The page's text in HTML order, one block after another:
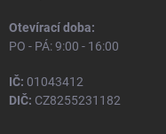
Otevírací doba:
PO - PÁ: 9:00 - 16:00
IČ: 01043412
DIČ: CZ8255231182